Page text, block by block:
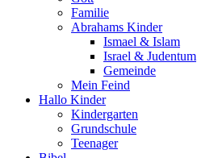
Familie
Abrahams Kinder
Ismael & Islam
Israel & Judentum
Gemeinde
Mein Feind
Hallo Kinder
Kindergarten
Grundschule
Teenager